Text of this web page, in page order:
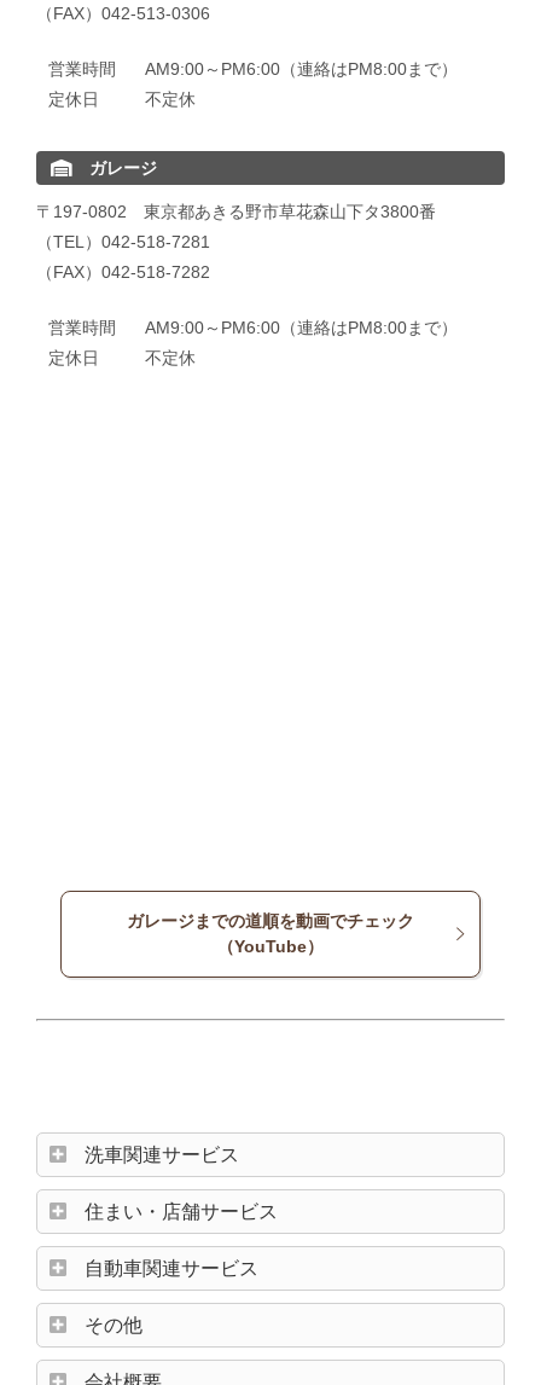
（FAX）042-513-0306
営業時間
AM9:00～PM6:00（連絡はPM8:00まで）
定休日
不定休
ガレージ
〒197-0802 東京都あきる野市草花森山下タ3800番
（TEL）042-518-7281
（FAX）042-518-7282
営業時間
AM9:00～PM6:00（連絡はPM8:00まで）
定休日
不定休
ガレージまでの道順を動画でチェック
（YouTube）
洗車関連サービス
住まい・店舗サービス
自動車関連サービス
その他